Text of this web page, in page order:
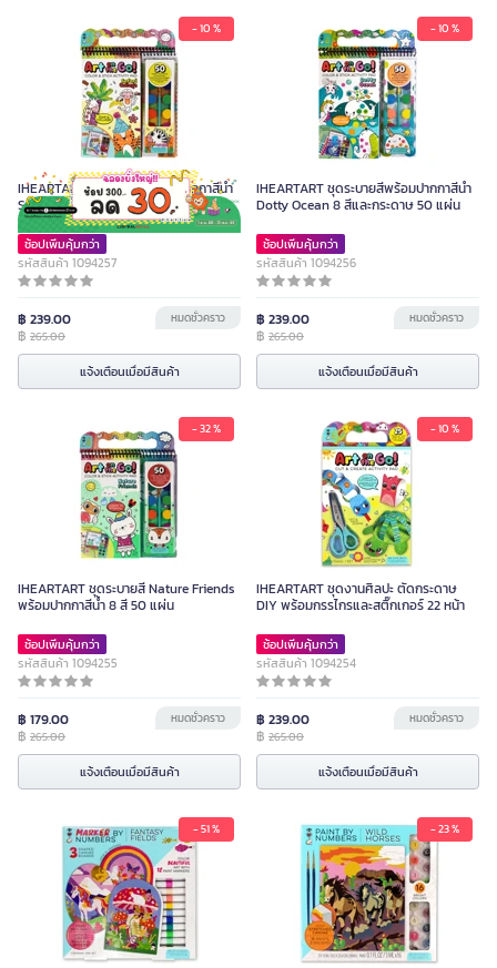
- 10 %
IHEARTART ชุดระบายสีพร้อมปากกาสีน้ำ
Safari Collage 19803-W
ช้อปเพิ่มคุ้มกว่า
รหัสสินค้า 1094257
฿ 239.00
฿ 265.00
หมดชั่วคราว
แจ้งเตือนเมื่อมีสินค้า
- 10 %
IHEARTART ชุดระบายสีพร้อมปากกาสีน้ำ
Dotty Ocean 8 สีและกระดาษ 50 แผ่น
ช้อปเพิ่มคุ้มกว่า
รหัสสินค้า 1094256
฿ 239.00
฿ 265.00
หมดชั่วคราว
แจ้งเตือนเมื่อมีสินค้า
- 32 %
IHEARTART ชุดระบายสี Nature Friends
พร้อมปากกาสีน้ำ 8 สี 50 แผ่น
ช้อปเพิ่มคุ้มกว่า
รหัสสินค้า 1094255
฿ 179.00
฿ 265.00
หมดชั่วคราว
แจ้งเตือนเมื่อมีสินค้า
- 10 %
IHEARTART ชุดงานศิลปะ ตัดกระดาษ
DIY พร้อมกรรไกรและสติ๊กเกอร์ 22 หน้า
ช้อปเพิ่มคุ้มกว่า
รหัสสินค้า 1094254
฿ 239.00
฿ 265.00
หมดชั่วคราว
แจ้งเตือนเมื่อมีสินค้า
- 51 % - 23 %